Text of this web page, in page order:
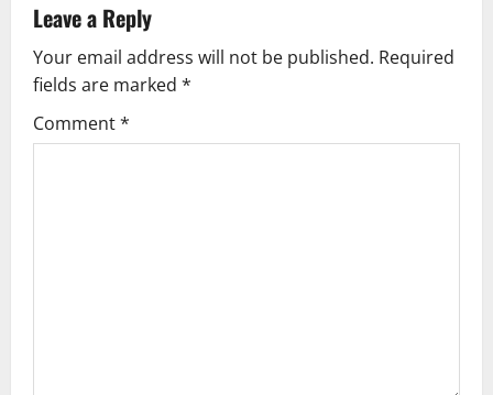
v
i
g
Leave a Reply
Your email address will not be published. Required
fields are marked *
Comment*